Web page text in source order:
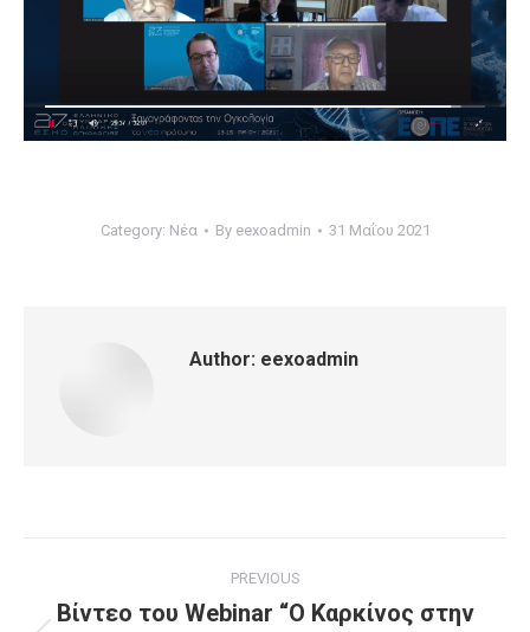
Category: Νέα By eexoadmin 31 Μαΐου 2021
Author: eexoadmin
PREVIOUS
Βίντεο του Webinar “Ο Καρκίνος στην